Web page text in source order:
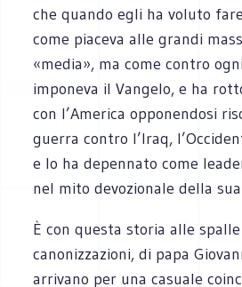
che quando egli ha voluto
come piaceva alle grandi
«media», ma come contro
imponeva il Vangelo, e ha
con l’America opponendosi
guerra contro l’Iraq,
e lo ha depennato come
nel mito devozionale della
È con questa storia alle
canonizzazioni, di papa
arrivano per una casuale